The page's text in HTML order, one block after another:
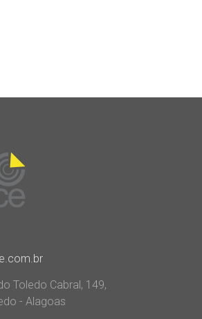
Toledo Cabral, 149,
- Alagoas